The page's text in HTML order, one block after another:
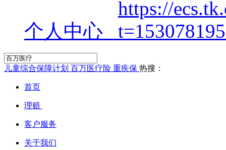
个人中心
儿童综合保障计划 百万医疗险 重疾保 热搜：
首页
理赔
客户服务
关于我们